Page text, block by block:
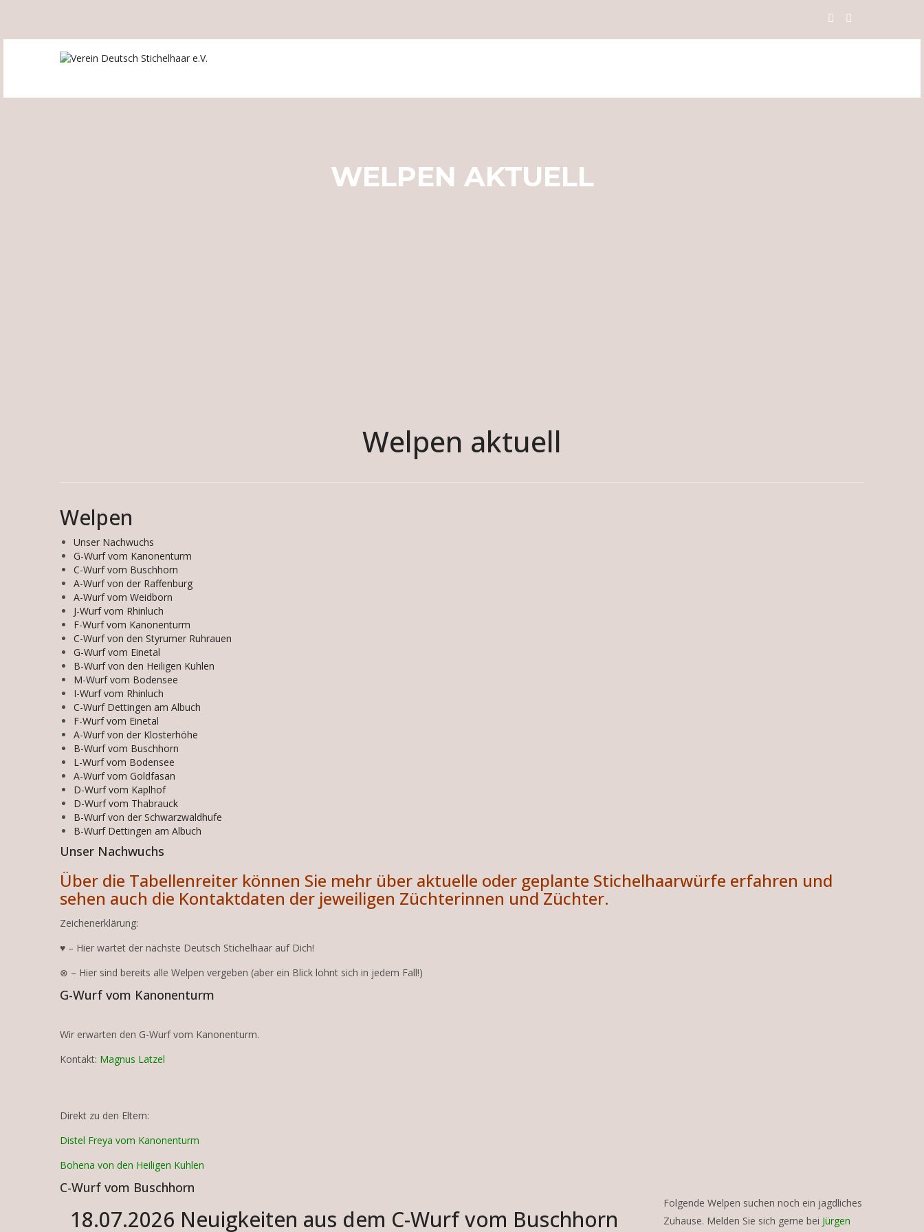
WELPEN AKTUELL
Welpen aktuell
Welpen
Unser Nachwuchs
G-Wurf vom Kanonenturm
C-Wurf vom Buschhorn
A-Wurf von der Raffenburg
A-Wurf vom Weidborn
J-Wurf vom Rhinluch
F-Wurf vom Kanonenturm
C-Wurf von den Styrumer Ruhrauen
G-Wurf vom Einetal
B-Wurf von den Heiligen Kuhlen
M-Wurf vom Bodensee
I-Wurf vom Rhinluch
C-Wurf Dettingen am Albuch
F-Wurf vom Einetal
A-Wurf von der Klosterhöhe
B-Wurf vom Buschhorn
L-Wurf vom Bodensee
A-Wurf vom Goldfasan
D-Wurf vom Kaplhof
D-Wurf vom Thabrauck
B-Wurf von der Schwarzwaldhufe
B-Wurf Dettingen am Albuch
Unser Nachwuchs
Über die Tabellenreiter können Sie mehr über aktuelle oder geplante Stichelhaarwürfe erfahren und
sehen auch die Kontaktdaten der jeweiligen Züchterinnen und Züchter.
Zeichenerklärung:
♥ – Hier wartet der nächste Deutsch Stichelhaar auf Dich!
⊗ – Hier sind bereits alle Welpen vergeben (aber ein Blick lohnt sich in jedem Fall!)
G-Wurf vom Kanonenturm
Wir erwarten den G-Wurf vom Kanonenturm.
Kontakt: Magnus Latzel
Direkt zu den Eltern:
Distel Freya vom Kanonenturm
Bohena von den Heiligen Kuhlen
C-Wurf vom Buschhorn
18.07.2026 Neuigkeiten aus dem C-Wurf vom Buschhorn
Folgende Welpen suchen noch ein jagdliches
Zuhause. Melden Sie sich gerne bei Jürgen